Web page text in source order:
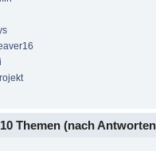
Themen (nach